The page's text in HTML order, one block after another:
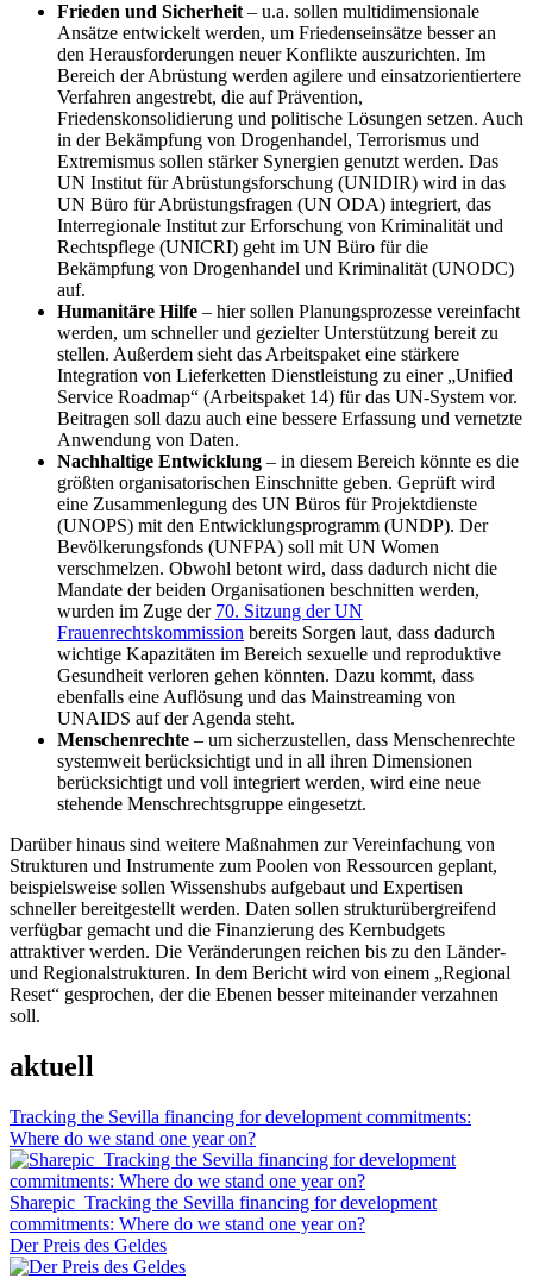
Frieden und Sicherheit – u.a. sollen multidimensionale
Ansätze entwickelt werden, um Friedenseinsätze besser an
den Herausforderungen neuer Konflikte auszurichten. Im
Bereich der Abrüstung werden agilere und einsatzorientiertere
Verfahren angestrebt, die auf Prävention,
Friedenskonsolidierung und politische Lösungen setzen. Auch
in der Bekämpfung von Drogenhandel, Terrorismus und
Extremismus sollen stärker Synergien genutzt werden. Das
UN Institut für Abrüstungsforschung (UNIDIR) wird in das
UN Büro für Abrüstungsfragen (UN ODA) integriert, das
Interregionale Institut zur Erforschung von Kriminalität und
Rechtspflege (UNICRI) geht im UN Büro für die
Bekämpfung von Drogenhandel und Kriminalität (UNODC)
auf.
Humanitäre Hilfe – hier sollen Planungsprozesse vereinfacht
werden, um schneller und gezielter Unterstützung bereit zu
stellen. Außerdem sieht das Arbeitspaket eine stärkere
Integration von Lieferketten Dienstleistung zu einer „Unified
Service Roadmap“ (Arbeitspaket 14) für das UN-System vor.
Beitragen soll dazu auch eine bessere Erfassung und vernetzte
Anwendung von Daten.
Nachhaltige Entwicklung – in diesem Bereich könnte es die
größten organisatorischen Einschnitte geben. Geprüft wird
eine Zusammenlegung des UN Büros für Projektdienste
(UNOPS) mit den Entwicklungsprogramm (UNDP). Der
Bevölkerungsfonds (UNFPA) soll mit UN Women
verschmelzen. Obwohl betont wird, dass dadurch nicht die
Mandate der beiden Organisationen beschnitten werden,
wurden im Zuge der 70. Sitzung der UN
Frauenrechtskommission bereits Sorgen laut, dass dadurch
wichtige Kapazitäten im Bereich sexuelle und reproduktive
Gesundheit verloren gehen könnten. Dazu kommt, dass
ebenfalls eine Auflösung und das Mainstreaming von
UNAIDS auf der Agenda steht.
Menschenrechte – um sicherzustellen, dass Menschenrechte
systemweit berücksichtigt und in all ihren Dimensionen
berücksichtigt und voll integriert werden, wird eine neue
stehende Menschrechtsgruppe eingesetzt.
Darüber hinaus sind weitere Maßnahmen zur Vereinfachung von
Strukturen und Instrumente zum Poolen von Ressourcen geplant,
beispielsweise sollen Wissenshubs aufgebaut und Expertisen
schneller bereitgestellt werden. Daten sollen strukturübergreifend
verfügbar gemacht und die Finanzierung des Kernbudgets
attraktiver werden. Die Veränderungen reichen bis zu den Länder-
und Regionalstrukturen. In dem Bericht wird von einem „Regional
Reset“ gesprochen, der die Ebenen besser miteinander verzahnen
soll.
aktuell
Tracking the Sevilla financing for development commitments:
Where do we stand one year on?
Sharepic_Tracking the Sevilla financing for development
commitments: Where do we stand one year on?
Der Preis des Geldes